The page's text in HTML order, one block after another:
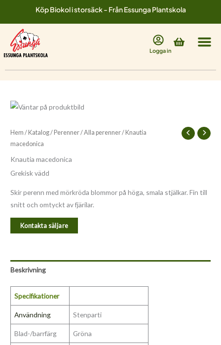
innehåll
Köp Biokol i storsäck - Från Essunga Plantskola
Logga in
Varukorg
Hem / Katalog/ Perenner/Alla perenner/ Knautia
macedonica
Knautia macedonica
Grekisk vädd
Skir perenn med mörkröda blommor på höga, smala stjälkar. Fin till
snitt och omtyckt av fjärilar.
Kontakta säljare
Beskrivning
Specifikationer
Användning Stenparti
Blad-/barrfärg Gröna